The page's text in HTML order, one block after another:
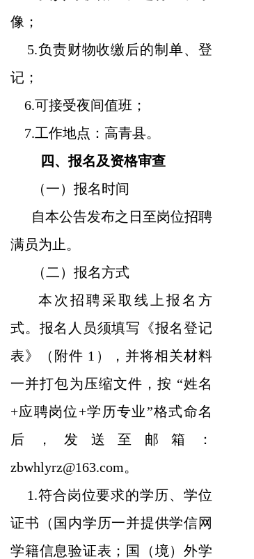
像；
5.负责财物收缴后的制单、登
记；
6.可接受夜间值班；
7.工作地点：高青县。
四、报名及资格审查
（一）报名时间
自本公告发布之日至岗位招聘
满员为止。
（二）报名方式
本次招聘采取线上报名方
式。报名人员须填写《报名登记
表》（附件 1），并将相关材料
一并打包为压缩文件，按 “姓名
+应聘岗位+学历专业”格式命名
后，发送至邮箱：
zbwhlyrz@163.com。
1.符合岗位要求的学历、学位
证书（国内学历一并提供学信网
学籍信息验证表；国（境）外学